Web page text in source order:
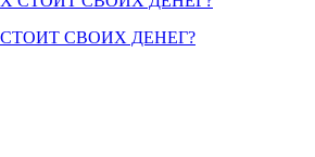
СТОИТ СВОИХ ДЕНЕГ?